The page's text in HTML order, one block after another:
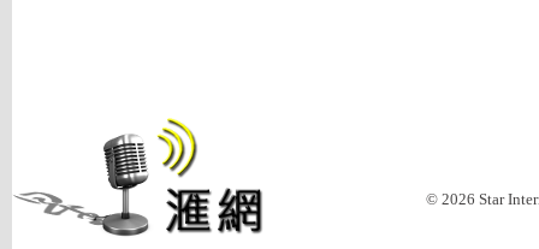
© 2026 Star